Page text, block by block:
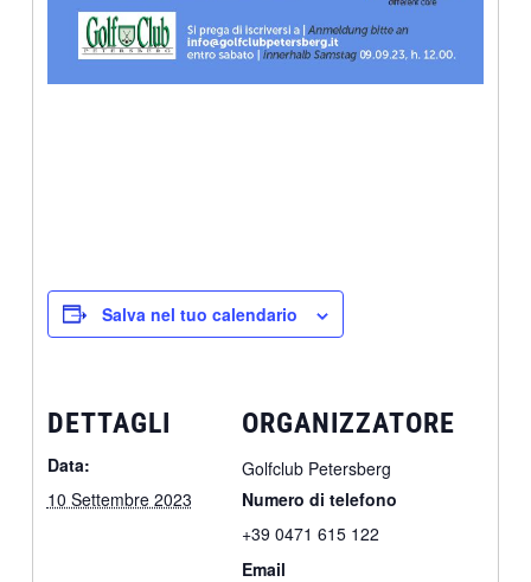
Salva nel tuo calendario
DETTAGLI
Data:
10 Settembre 2023
ORGANIZZATORE
Golfclub Petersberg
Numero di telefono
+39 0471 615 122
Email